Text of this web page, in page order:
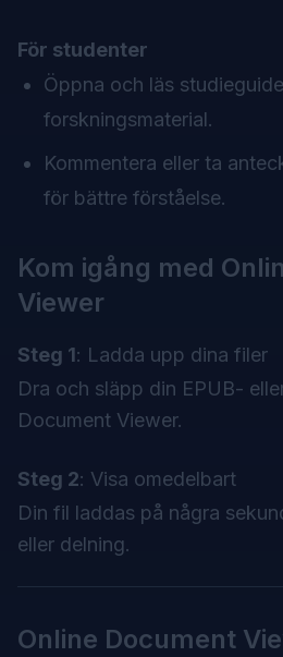
För studenter
Öppna och läs
forskningsmaterial.
Kommentera eller ta
för bättre förståelse.
Kom igång med
Viewer
Steg 1: Ladda upp dina filer
Dra och släpp din EPUB-
Document Viewer.
Steg 2: Visa omedelbart
Din fil laddas på några
eller delning.
Online Document